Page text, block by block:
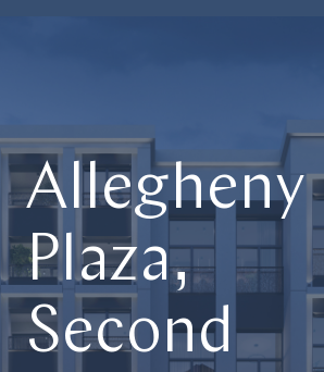
Allegheny
Plaza,
Second